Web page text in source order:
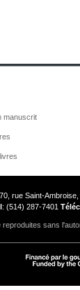
manuscrit
rue Saint-
: (514) 287-7401 Téléc
sans